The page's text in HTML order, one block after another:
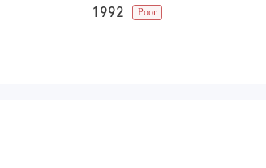
1992 Poor